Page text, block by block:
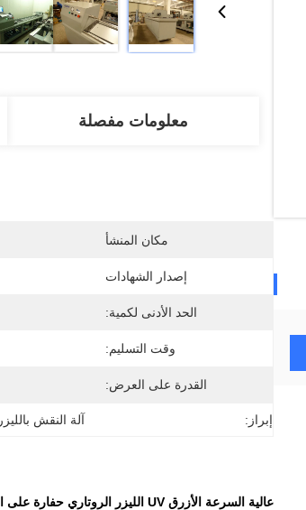
معلومات مفصلة
مكان المنشأ
إصدار الشهادات
الحد الأدنى لكمية:
وقت التسليم:
القدرة على العرض:
إبراز: آلة النقش بالليزر
عالية السرعة الأزرق UV الليزر الروتاري حفارة على النسيج آلة نقش 640mm 820mm914mm 1018mm